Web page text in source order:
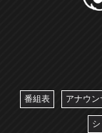
番組表 アナウ